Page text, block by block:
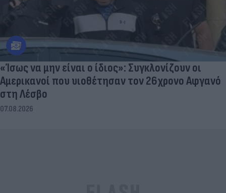
«Ίσως να μην είναι ο ίδιος»: Συγκλονίζουν οι
Αμερικανοί που υιοθέτησαν τον 26χρονο Αφγανό
στη Λέσβο
07.08.2026